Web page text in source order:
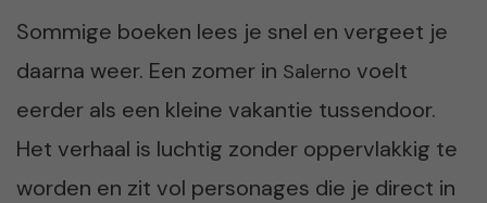
Sommige boeken lees je snel en vergeet je
daarna weer. Een zomer in Salerno voelt
eerder als een kleine vakantie tussendoor.
Het verhaal is luchtig zonder oppervlakkig te
worden en zit vol personages die je direct in